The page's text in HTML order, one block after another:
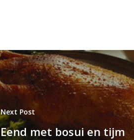
Next Post
Eend met bosui en tijm